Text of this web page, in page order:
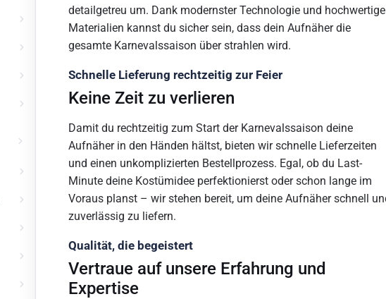
detailgetreu um. Dank modernster Technologie und
Materialien kannst du sicher sein, dass dein Aufnäher die
gesamte Karnevalssaison über strahlen wird.
Schnelle Lieferung rechtzeitig zur Feier
Keine Zeit zu verlieren
Damit du rechtzeitig zum Start der Karnevalssaison deine
Aufnäher in den Händen hältst, bieten wir schnelle Lieferzeiten
und einen unkomplizierten Bestellprozess. Egal, ob du Last-
Minute deine Kostümidee perfektionierst oder schon lange im
Voraus planst – wir stehen bereit, um deine Aufnäher schnell
zuverlässig zu liefern.
Qualität, die begeistert
Vertraue auf unsere Erfahrung und
Expertise